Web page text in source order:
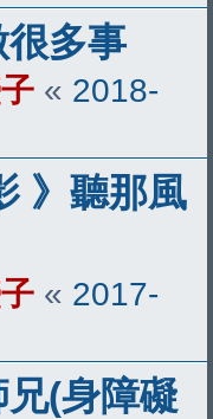
多事
« 2018-
》聽那風
« 2017-
兄(身障礙